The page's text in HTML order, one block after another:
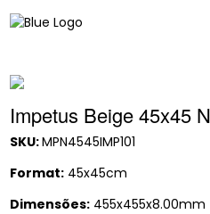
para
Impetus Beige 45x45
SKU:MPN4545IMP101
Format:45x45cm
Dimensões:455x455x8.00mm